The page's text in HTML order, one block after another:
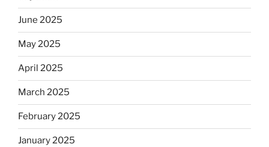
June 2025
May 2025
April 2025
March 2025
February 2025
January 2025